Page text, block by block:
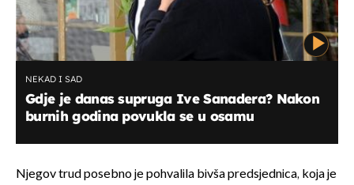
NEKAD I SAD
Gdje je danas supruga Ive Sanadera? Nakon
burnih godina povukla se u osamu
Njegov trud posebno je pohvalila bivša predsjednica, koja je